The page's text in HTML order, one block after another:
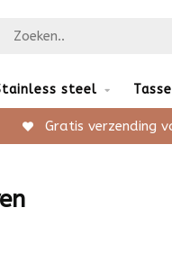
steel
Gratis verzending